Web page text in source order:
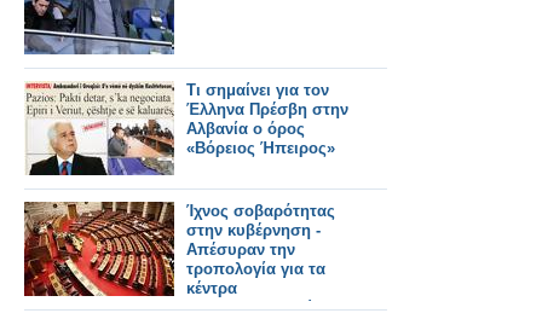
Τι σημαίνει για τον
Έλληνα Πρέσβη στην
Αλβανία ο όρος
«Βόρειος Ήπειρος»
Ίχνος σοβαρότητας
στην κυβέρνηση -
Απέσυραν την
τροπολογία για τα
κέντρα
λαθρομεταναστών